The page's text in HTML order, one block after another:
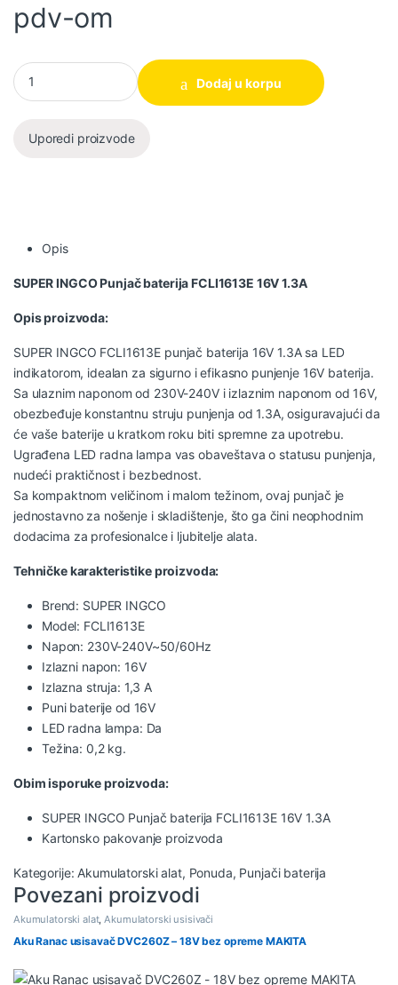
pdv-om
Punjač baterija FCLI1613E 16V 1.3A SUPER INGCO količina
Dodaj u korpu
Uporedi proizvode
Opis
SUPER INGCO Punjač baterija FCLI1613E 16V 1.3A
Opis proizvoda:
SUPER INGCO FCLI1613E punjač baterija 16V 1.3A sa LED
indikatorom, idealan za sigurno i efikasno punjenje 16V baterija.
Sa ulaznim naponom od 230V-240V i izlaznim naponom od 16V,
obezbeđuje konstantnu struju punjenja od 1.3A, osiguravajući da
će vaše baterije u kratkom roku biti spremne za upotrebu.
Ugrađena LED radna lampa vas obaveštava o statusu punjenja,
nudeći praktičnost i bezbednost.
Sa kompaktnom veličinom i malom težinom, ovaj punjač je
jednostavno za nošenje i skladištenje, što ga čini neophodnim
dodacima za profesionalce i ljubitelje alata.
Tehničke karakteristike proizvoda:
Brend: SUPER INGCO
Model: FCLI1613E
Napon: 230V-240V~50/60Hz
Izlazni napon: 16V
Izlazna struja: 1,3 A
Puni baterije od 16V
LED radna lampa: Da
Težina: 0,2 kg.
Obim isporuke proizvoda:
SUPER INGCO Punjač baterija FCLI1613E 16V 1.3A
Kartonsko pakovanje proizvoda
Kategorije: Akumulatorski alat, Ponuda, Punjači baterija
Povezani proizvodi
Akumulatorski alat, Akumulatorski usisivači
Aku Ranac usisavač DVC260Z – 18V bez opreme MAKITA